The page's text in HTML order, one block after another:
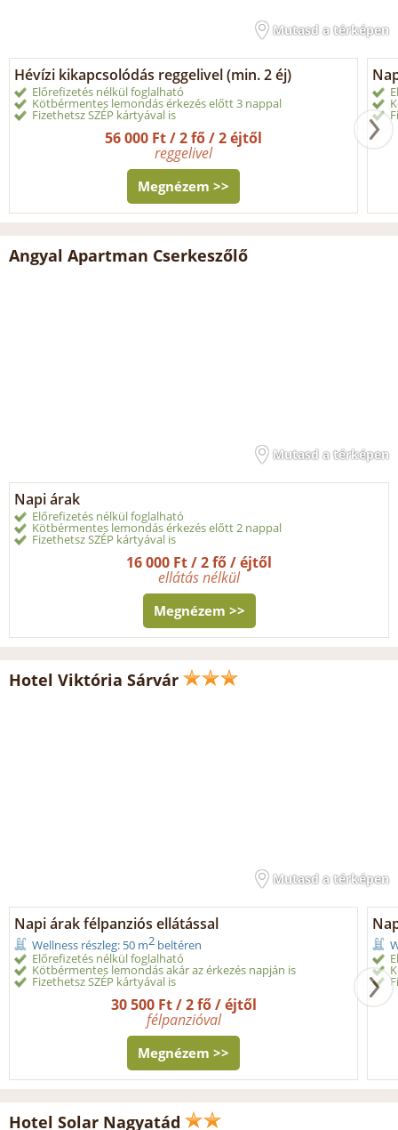
Mutasd a térképen
Hévízi kikapcsolódás reggelivel (min. 2 éj)
Előrefizetés nélkül foglalható
Kötbérmentes lemondás érkezés előtt 3 nappal
Fizethetsz SZÉP kártyával is
56 000 Ft / 2 fő / 2 éjtől
reggelivel
Megnézem >>
Angyal Apartman Cserkeszőlő
Mutasd a térképen
Napi árak
Előrefizetés nélkül foglalható
Kötbérmentes lemondás érkezés előtt 2 nappal
Fizethetsz SZÉP kártyával is
16 000 Ft / 2 fő / éjtől
ellátás nélkül
Megnézem >>
Hotel Viktória Sárvár
Mutasd a térképen
Napi árak félpanziós ellátással
Wellness részleg: 50 m2 beltéren
Előrefizetés nélkül foglalható
Kötbérmentes lemondás akár az érkezés napján is
Fizethetsz SZÉP kártyával is
30 500 Ft / 2 fő / éjtől
félpanzióval
Megnézem >>
Hotel Solar Nagyatád